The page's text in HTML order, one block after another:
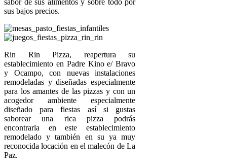
sus bajos precios.
Rin Rin Pizza, reapertura su
establecimiento en Padre Kino e/ Bravo
y Ocampo, con nuevas instalaciones
remodeladas y diseñadas especialmente
para los amantes de las pizzas y con un
acogedor ambiente especialmente
diseñado para fiestas así si gustas
saborear una rica pizza podrás
encontrarla en este establecimiento
remodelado y también en su ya muy
reconocida locación en el malecón de La
Paz.